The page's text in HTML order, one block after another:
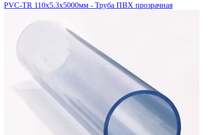
PVC-TR 110x5.3x5000мм - Труба ПВХ прозрачная